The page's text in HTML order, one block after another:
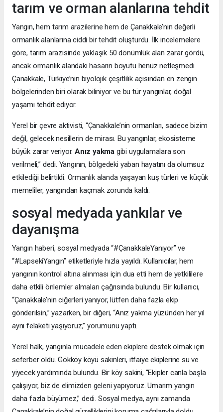
tarım ve orman alanlarına tehdit
Yangın, hem tarım arazilerine hem de Çanakkale’nin değerli
ormanlık alanlarına ciddi bir tehdit oluşturdu. İlk incelemelere
göre, tarım arazisinde yaklaşık 50 dönümlük alan zarar gördü,
ancak ormanlık alandaki hasarın boyutu henüz netleşmedi.
Çanakkale, Türkiye’nin biyolojik çeşitlilik açısından en zengin
bölgelerinden biri olarak biliniyor ve bu tür yangınlar, doğal
yaşamı tehdit ediyor.
Yerel bir çevre aktivisti, “Çanakkale’nin ormanları, sadece bizim
değil, gelecek nesillerin de mirası. Bu yangınlar, ekosisteme
büyük zarar veriyor. Anız yakma gibi uygulamalara son
verilmeli,” dedi. Yangının, bölgedeki yaban hayatını da olumsuz
etkilediği belirtildi. Ormanlık alanda yaşayan kuş türleri ve küçük
memeliler, yangından kaçmak zorunda kaldı.
sosyal medyada yankılar ve
dayanışma
Yangın haberi, sosyal medyada “#ÇanakkaleYanıyor” ve
“#LapsekiYangın” etiketleriyle hızla yayıldı. Kullanıcılar, hem
yangının kontrol altına alınması için dua etti hem de yetkililere
daha etkili önlemler almaları çağrısında bulundu. Bir kullanıcı,
“Çanakkale’nin ciğerleri yanıyor, lütfen daha fazla ekip
gönderilsin,” yazarken, bir diğeri, “Anız yakma yüzünden her yıl
aynı felaketi yaşıyoruz,” yorumunu yaptı.
Yerel halk, yangınla mücadele eden ekiplere destek olmak için
seferber oldu. Gökköy köyü sakinleri, itfaiye ekiplerine su ve
yiyecek yardımında bulundu. Bir köy sakini, “Ekipler canla başla
çalışıyor, biz de elimizden geleni yapıyoruz. Umarım yangın
daha fazla büyümez,” dedi. Sosyal medya, aynı zamanda